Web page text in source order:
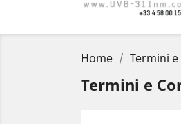
Home Termini
Termini e